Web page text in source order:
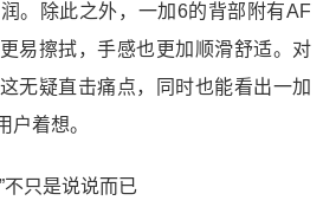
。除此之外，一加6的背部附有AF
易擦拭，手感也更加顺滑舒适。对
无疑直击痛点，同时也能看出一加
户着想。